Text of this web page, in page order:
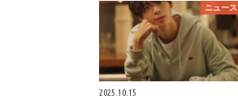
ニュース
2025.10.15